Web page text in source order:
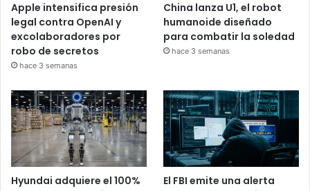
Apple intensifica presión
legal contra OpenAI y
excolaboradores por
robo de secretos
hace 3 semanas
China lanza U1, el robot
humanoide diseñado
para combatir la soledad
hace 3 semanas
Hyundai adquiere el 100%
El FBI emite una alerta